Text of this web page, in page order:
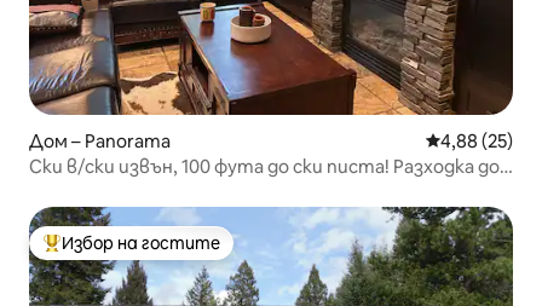
Дом – Panorama Средна
4,88 (25)
Ски в/ски извън, 100 фута до ски писта! Разходка до
Най-популярен избор на гостите
Избор на гостите